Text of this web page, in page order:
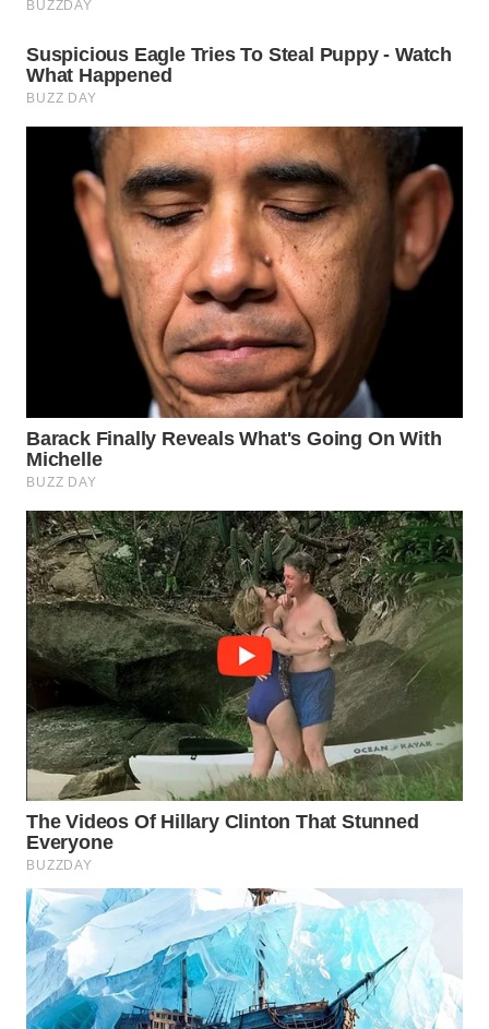
TRAVEL
WAHANA
TV
WAHANANEWS
ID
WAHANANEWS
CO ID
WAHANANEWS
WAHANA
SPORT
UMKM
WAHANA
SELEB
WAHANA
PERSONA
WAHANA
OTOMOTIF
WAHANA
HEALTH
WAHANA
DESA
WISATA
LAPAK